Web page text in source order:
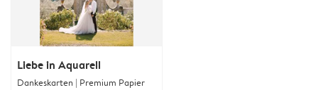
Liebe in Aquarell
Dankeskarten | Premium Papier